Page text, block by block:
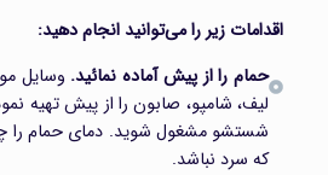
اقدامات زیر را می‌توانید انجام دهید:
حمام را از پیش آماده نمائید. وسایل
لیف، شامپو، صابون را از پیش تهیه
شستشو مشغول شوید. دمای حمام را
که سرد نباشد.